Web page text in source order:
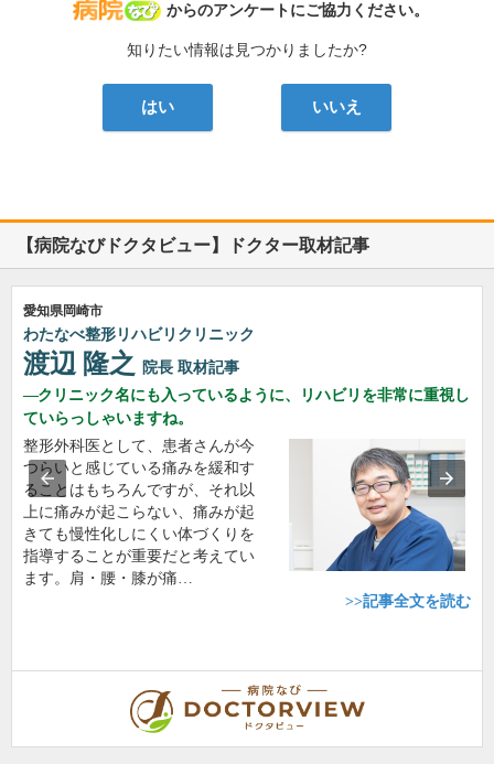
病院なび
からのアンケートにご協力ください。
知りたい情報は見つかりましたか?
はい いいえ
【病院なびドクタビュー】ドクター取材記事
愛知県岡崎市
わたなべ整形リハビリクリニック
渡辺 隆之 院長 取材記事
クリニック名にも入っているように、リハビリを非常に重視し
ていらっしゃいますね。
整形外科医として、患者さんが今
つらいと感じている痛みを緩和す
ることはもちろんですが、それ以
上に痛みが起こらない、痛みが起
きても慢性化しにくい体づくりを
指導することが重要だと考えてい
ます。肩・腰・膝が痛…
>>記事全文を読む